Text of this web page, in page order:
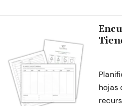
hojas